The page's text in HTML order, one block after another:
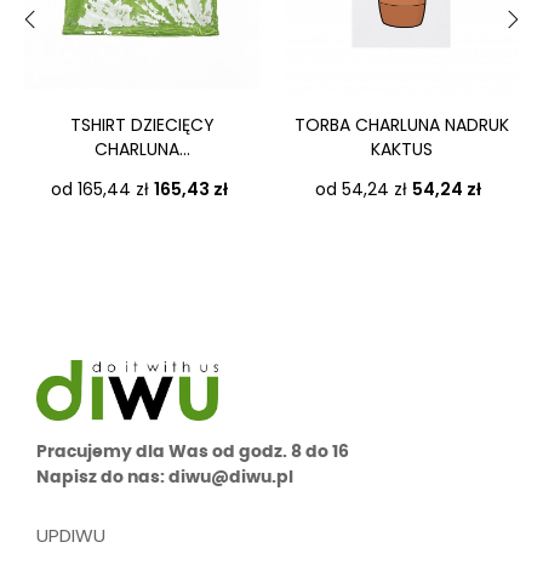
TSHIRT DZIECIĘCY
CHARLUNA...
od 165,44 zł Cena
165,43 zł
TORBA CHARLUNA NADRUK
KAKTUS
od 54,24 zł Cena
54,24 zł
Pracujemy dla Was od godz. 8 do 16
Napisz do nas: diwu@diwu.pl
UPDIWU